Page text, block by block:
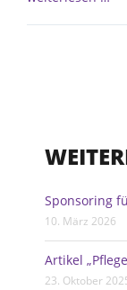
Sponsoring
10. März 2026
Artikel
23. Oktober